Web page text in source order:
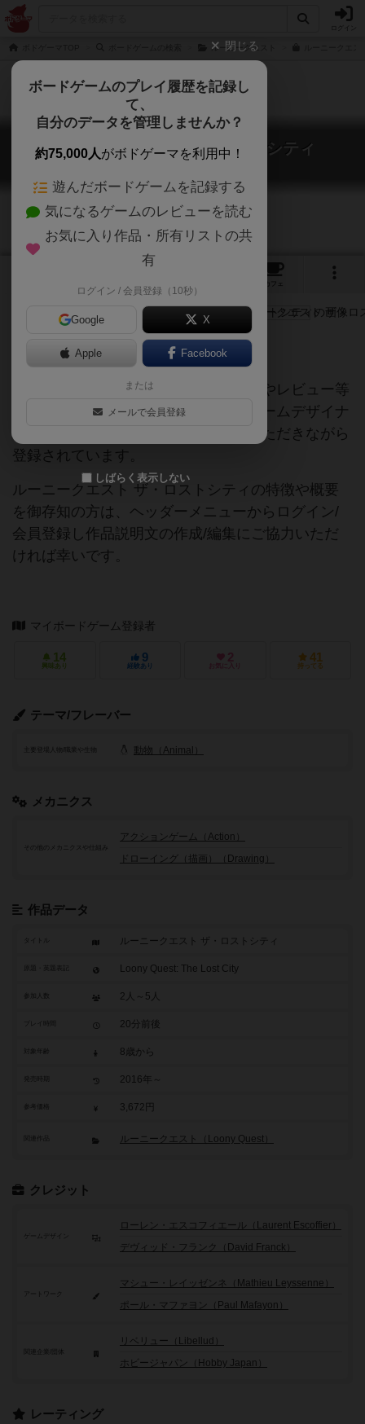
ルーニークエスト
ルーニークエスト ザ・ロストシティ
Loony Quest: The Lost City
カフェ
ご協力ください
当サイトに掲載されている作品説明文やレビュー等
の情報は、ボドゲーマ運営事務局・ゲームデザイナ
ーご本人様・有志の皆様にご協力をいただきながら
登録されています。
ルーニークエスト ザ・ロストシティの特徴や概要
を御存知の方は、ヘッダーメニューからログイン/
会員登録し作品説明文の作成/編集にご協力いただ
ければ幸いです。
マイボードゲーム登録者
14
興味あり
9
経験あり
2
お気に入り
41
持ってる
テーマ/フレーバー
動物（Animal）
メカニクス
その他のメカニクスや仕組み
アクションゲーム（Action）
ドローイング（描画）（Drawing）
作品データ
タイトル ルーニークエスト ザ・ロストシティ
Loony Quest: The Lost City
参加人数 2人～5人
20分前後
8歳から
2016年～
参考価格 3,672円
関連作品 ルーニークエスト（Loony Quest）
クレジット
ゲームデザイン
ローレン・エスコフィエール（Laurent Escoffier）
デヴィッド・フランク（David Franck）
アートワーク
マシュー・レイッゼンネ（Mathieu Leyssenne）
ポール・マファヨン（Paul Mafayon）
リベリュー（Libellud）
ホビージャパン（Hobby Japan）
レーティング
閉じる
ボードゲームのプレイ履歴を記録し
て、
自分のデータを管理しませんか？
約75,000人がボドゲーマを利用中！
遊んだボードゲームを記録する
気になるゲームのレビューを読む
お気に入り作品・所有リストの共
有
ログイン / 会員登録（10秒）
Google X
Apple Facebook
または
メールで会員登録
しばらく表示しない